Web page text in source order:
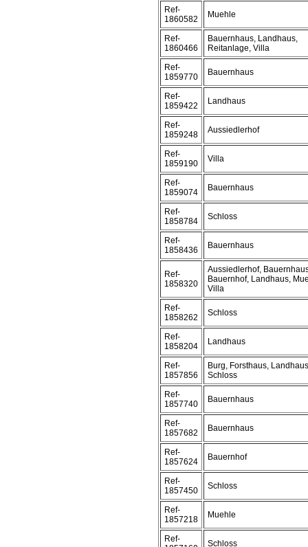
Ref-
1860582
Muehle
Ref-
1860466
Bauernhaus, Landhaus,
Reitanlage, Villa
Ref-
1859770
Bauernhaus
Ref-
1859422
Landhaus
Ref-
1859248
Aussiedlerhof
Ref-
1859190
Villa
Ref-
1859074
Bauernhaus
Ref-
1858784
Schloss
Ref-
1858436
Bauernhaus
Ref-
1858320
Aussiedlerhof,
Bauernhof, Landhaus,
Villa
Ref-
1858262
Schloss
Ref-
1858204
Landhaus
Ref-
1857856
Burg, Forsthaus,
Schloss
Ref-
1857740
Bauernhaus
Ref-
1857682
Bauernhaus
Ref-
1857624
Bauernhof
Ref-
1857450
Schloss
Ref-
1857218
Muehle
Ref-
Schloss